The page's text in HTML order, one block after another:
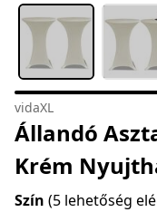
vidaXL
Állandó
Krém
Szín (5 lehetőség